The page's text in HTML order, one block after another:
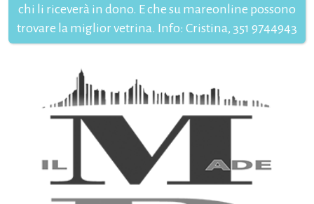
chi li riceverà in dono. E che su mareonline possono
trovare la miglior vetrina. Info: Cristina, 351 9744943